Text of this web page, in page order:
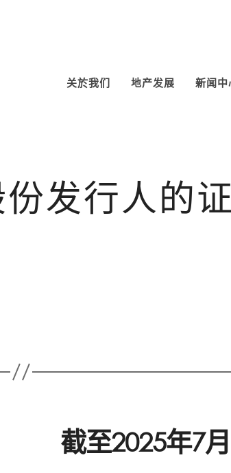
关於我们 地产发展 新闻中
发行人的
截至2025年7